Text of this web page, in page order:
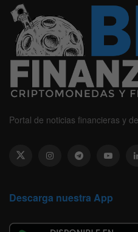
Portal de noticias financieras y
Descarga nuestra App